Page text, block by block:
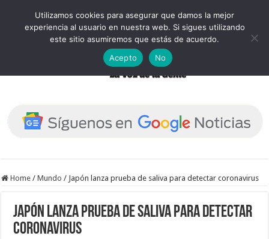
Home / Mundo / Japón lanza prueba de saliva para detectar coronavirus
Japón lanza prueba de saliva para detectar
coronavirus
Utilizamos cookies para asegurar que damos la mejor
experiencia al usuario en nuestra web. Si sigues utilizando
este sitio asumiremos que estás de acuerdo.
Acepto
No